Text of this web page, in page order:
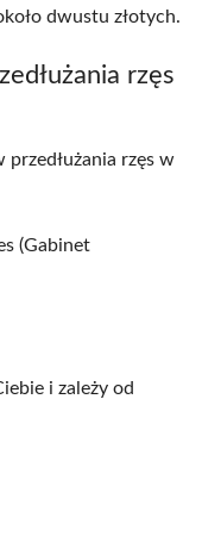
dwustu złotych.
rzęs
przedłużania rzęs w
(Gabinet
i zależy od